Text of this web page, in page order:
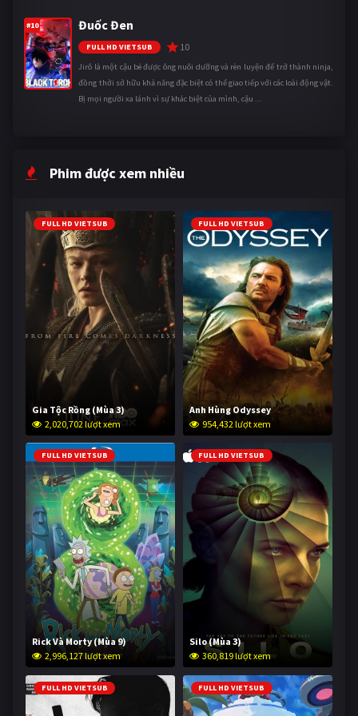
#10 Đuốc Đen
FULL HD VIETSUB 10
Jirô là một cậu bé được ông nuôi dưỡng và rèn luyện để trở thành ninja,
đồng thời sở hữu khả năng đặc biệt có thể giao tiếp với các loài động vật.
Bị mọi người xa lánh vì sự khác biệt của mình, cậu ...
Phim được xem nhiều
FULL HD VIETSUB
Gia Tộc Rồng (Mùa 3)
2,020,702 lượt xem
FULL HD VIETSUB
Anh Hùng Odyssey
954,432 lượt xem
FULL HD VIETSUB
Rick Và Morty (Mùa 9)
2,996,127 lượt xem
FULL HD VIETSUB
Silo (Mùa 3)
360,819 lượt xem
FULL HD VIETSUB FULL HD VIETSUB